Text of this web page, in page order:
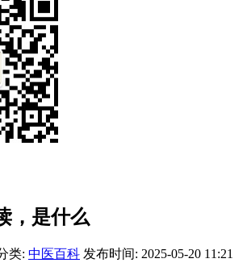
，是什么
类: 中医百科 发布时间: 2025-05-20 11:21